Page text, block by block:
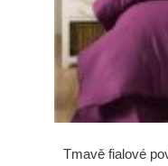
Tmavě fialové